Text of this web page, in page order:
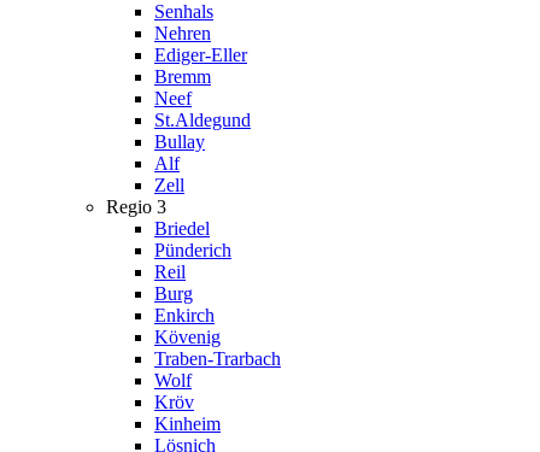
Senhals
Nehren
Ediger-Eller
Bremm
Neef
St.Aldegund
Bullay
Alf
Zell
Regio 3
Briedel
Pünderich
Reil
Burg
Enkirch
Kövenig
Traben-Trarbach
Wolf
Kröv
Kinheim
Lösnich